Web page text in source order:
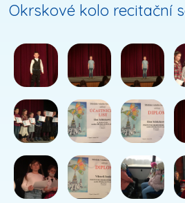
Okrskové kolo recitační